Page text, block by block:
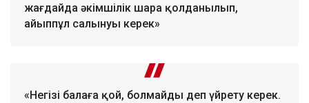
жағдайда әкімшілік шара қолданылып,
айыппұл салынуы керек»
«Негізі балаға қой, болмайды деп үйрету керек.